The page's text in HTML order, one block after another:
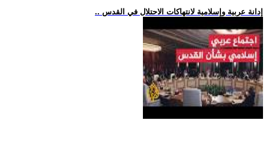
.. إدانة عربية وإسلامية لانتهاكات الاحتلال في القدس